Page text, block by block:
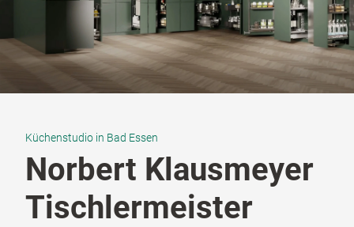
Küchenstudio in Bad Essen
Norbert Klausmeyer
Tischlermeister